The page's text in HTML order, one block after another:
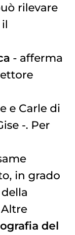
rilevare
- afferma
e Carle di
-. Per
in grado
del